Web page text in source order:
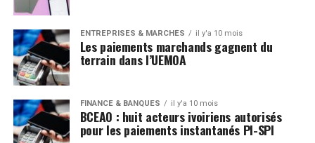
ENTREPRISES & MARCHÉS il y'a 10 mois
Les paiements marchands gagnent du
terrain dans l’UEMOA
FINANCE & BANQUES il y'a 10 mois
BCEAO : huit acteurs ivoiriens autorisés
pour les paiements instantanés PI-SPI